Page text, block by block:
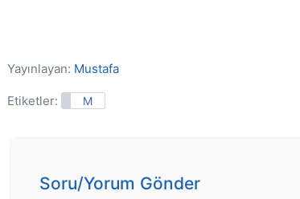
Yayınlayan: Mustafa
Etiketler: M
Soru/Yorum Gönder